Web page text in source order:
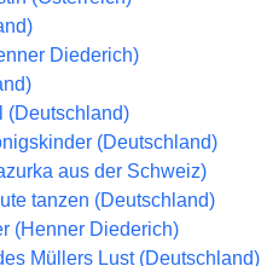
Diederich)
(Deutschland)
(Deutschland)
aus der Schweiz)
tanzen (Deutschland)
(Henner Diederich)
Müllers Lust (Deutschland)